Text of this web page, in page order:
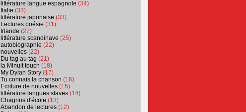
littérature langue espagnole (34)
Italie (33)
littérature japonaise (33)
Lectures poésie (31)
Irlande (27)
littérature scandinave (25)
autobiographie (22)
nouvelles (22)
Du tag au tag (21)
la Minuit touch (18)
My Dylan Story (17)
Tu connais la chanson (16)
Ecriture de nouvelles (15)
littérature langues slaves (14)
Chagrins d'école (13)
Abandon de lectures (12)